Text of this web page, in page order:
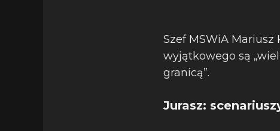
Szef MSWiA
wyjątkowego są
granicą”.
Jurasz: